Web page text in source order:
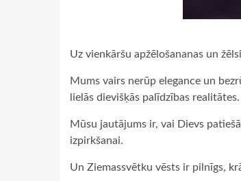
Uz vienkāršu apžēlošananas un
Mums vairs nerūp elegance un
lielās dievišķās palīdzības realitātes.
Mūsu jautājums ir, vai Dievs
izpirkšanai.
Un Ziemassvētku vēsts ir pilnīgs,